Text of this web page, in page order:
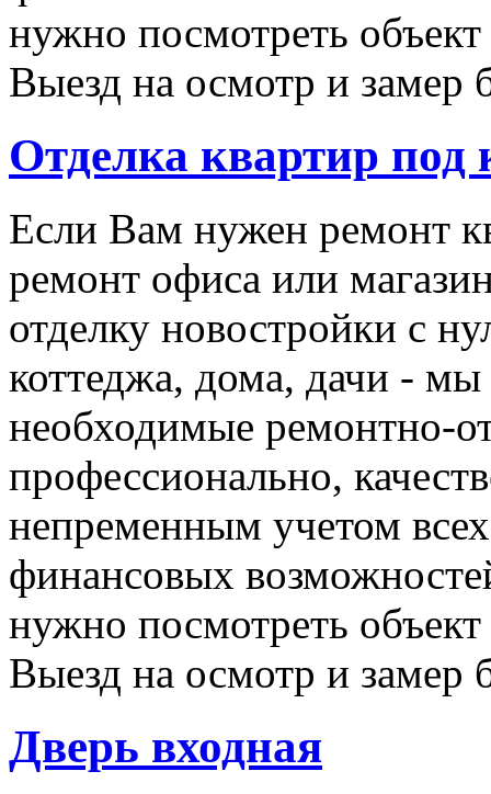
нужно посмотреть
Выезд на осмотр и
Отделка квартир под
Если Вам нужен ремонт
ремонт офиса или
отделку новостройки с
коттеджа, дома, дачи -
необходимые ремонтно-
профессионально,
непременным учетом
финансовых
нужно посмотреть
Выезд на осмотр и
Дверь входная